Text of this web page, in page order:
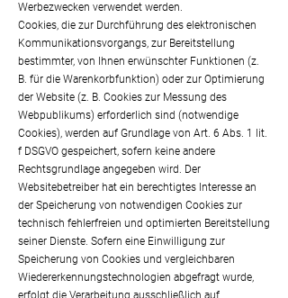
Werbezwecken verwendet werden.
Cookies, die zur Durchführung des elektronischen
Kommunikationsvorgangs, zur Bereitstellung
bestimmter, von Ihnen erwünschter Funktionen (z.
B. für die Warenkorbfunktion) oder zur Optimierung
der Website (z. B. Cookies zur Messung des
Webpublikums) erforderlich sind (notwendige
Cookies), werden auf Grundlage von Art. 6 Abs. 1 lit.
f DSGVO gespeichert, sofern keine andere
Rechtsgrundlage angegeben wird. Der
Websitebetreiber hat ein berechtigtes Interesse an
der Speicherung von notwendigen Cookies zur
technisch fehlerfreien und optimierten Bereitstellung
seiner Dienste. Sofern eine Einwilligung zur
Speicherung von Cookies und vergleichbaren
Wiedererkennungstechnologien abgefragt wurde,
erfolgt die Verarbeitung ausschließlich auf